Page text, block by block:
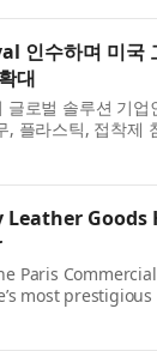
인수하며 미국
대
로벌 솔루션 기업
플라스틱, 접착제
업체 H.M. Royal
Goods
Paris
most
French luxury